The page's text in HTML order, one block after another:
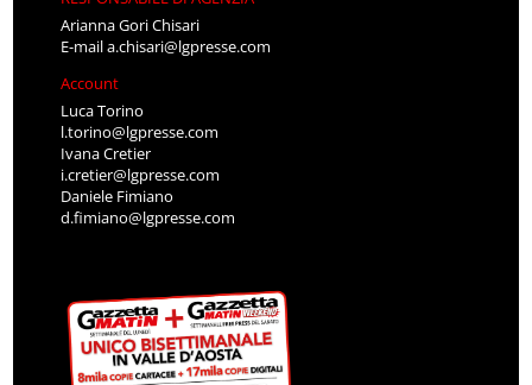
Arianna Gori Chisari
E-maila.chisari@lgpresse.com
Account
Luca Torino
l.torino@lgpresse.com
Ivana Cretier
i.cretier@lgpresse.com
Daniele Fimiano
d.fimiano@lgpresse.com